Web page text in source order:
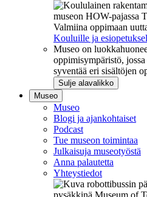
Valmiina oppimaan
Kouluille ja
Museo on
oppimisympäristö,
syventää eri sisältöjen
Sulje alavalikko
Museo
Museo
Blogi ja ajankohtaiset
Podcast
Tue museon toimintaa
Julkaisuja museotyöstä
Anna palautetta
Yhteystiedot